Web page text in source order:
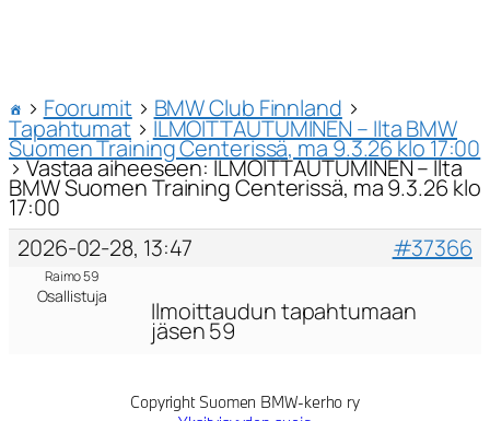
› Foorumit › BMW Club Finnland ›
Tapahtumat › ILMOITTAUTUMINEN – Ilta BMW
Suomen Training Centerissä, ma 9.3.26 klo 17:00
›Vastaa aiheeseen: ILMOITTAUTUMINEN – Ilta
BMW Suomen Training Centerissä, ma 9.3.26 klo
17:00
2026-02-28, 13:47
#37366
Raimo 59
Osallistuja
Ilmoittaudun tapahtumaan
jäsen 59
Copyright Suomen BMW-kerho ry